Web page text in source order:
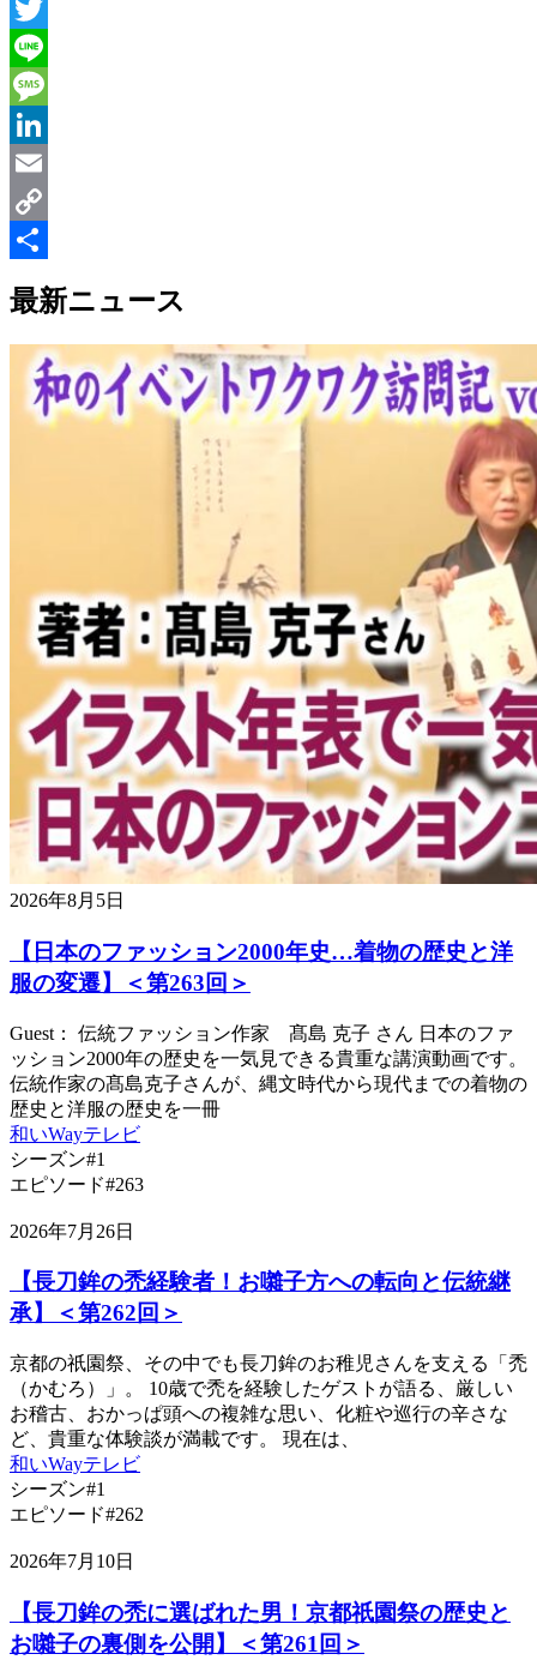
最新ニュース
2026年8月5日
【日本のファッション2000年史…着物の歴史と洋
服の変遷】＜第263回＞
Guest： 伝統ファッション作家 髙島 克子 さん 日本のファ
ッション2000年の歴史を一気見できる貴重な講演動画です。
伝統作家の髙島克子さんが、縄文時代から現代までの着物の
歴史と洋服の歴史を一冊
和いWayテレビ
シーズン#1
エピソード#263
2026年7月26日
【長刀鉾の禿経験者！お囃子方への転向と伝統継
承】＜第262回＞
京都の祇園祭、その中でも長刀鉾のお稚児さんを支える「禿
（かむろ）」。 10歳で禿を経験したゲストが語る、厳しい
お稽古、おかっぱ頭への複雑な思い、化粧や巡行の辛さな
ど、貴重な体験談が満載です。 現在は、
和いWayテレビ
シーズン#1
エピソード#262
2026年7月10日
【長刀鉾の禿に選ばれた男！京都祇園祭の歴史と
お囃子の裏側を公開】＜第261回＞